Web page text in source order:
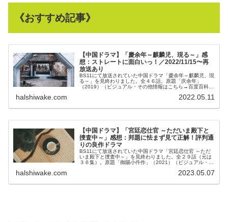
《おすすめ記事》
【中国ドラマ】「慶余年～麒麟児、現る～」感
想：ストレートに面白いっ！／2022/11/15〜再
放送あり
BS11にて放送されていた中国ドラマ「慶余年～麒麟児、現
る～」を見終わりました。全４６話。原題「庆余年」
（2019）（ビジュアル・その他情報はこちら→百度百科）
halshiwake.com 2022.05.11
【中国ドラマ】「宮廷恋仕官 ～ただいま殿下と
捜査中～」感想：邦題に怯まず見て正解！評判通
りの良作ドラマ
BS11にて放送されていた中国ドラマ「宮廷恋仕官 ～ただ
いま殿下と捜査中～」を見終わりました。全２９話（元は
３６集）。原題「御賜小仵作」（2021）（ビジュアル・そ
halshiwake.com 2023.05.07